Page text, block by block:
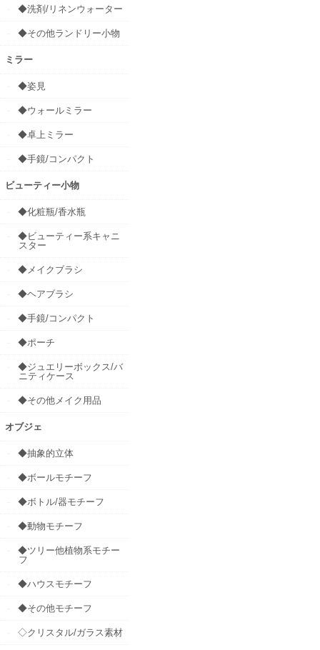
◆洗剤/リネンウォーター
◆その他ランドリー小物
ミラー
◆姿見
◆ウォールミラー
◆卓上ミラー
◆手鏡/コンパクト
ビューティー小物
◆化粧瓶/香水瓶
◆ビューティー系キャニ
スター
◆メイクブラシ
◆ヘアブラシ
◆手鏡/コンパクト
◆ポーチ
◆ジュエリーボックス/バ
ニティケース
◆その他メイク用品
オブジェ
◆抽象的立体
◆ボールモチーフ
◆ボトル/器モチーフ
◆動物モチーフ
◆ツリー他植物系モチー
フ
◆ハウスモチーフ
◆その他モチーフ
◇クリスタル/ガラス素材